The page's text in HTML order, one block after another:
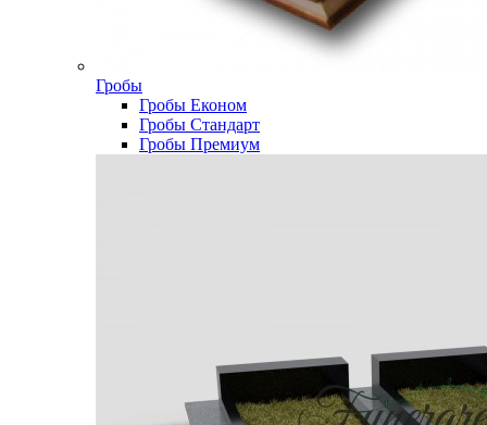
Гробы
Гробы Економ
Гробы Стандарт
Гробы Премиум